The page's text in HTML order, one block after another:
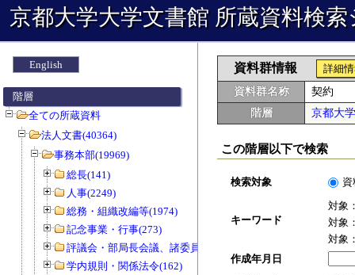
京都大学大学文書館 所蔵資料検
English
階層
全ての所蔵資料
法人文書(40364)
事務本部(19969)
総長(141)
人事(2249)
総務・組織改編等(1974)
記念事業・行事(273)
評議会・部局長会議、諸委員会等(1466)
学内規則・関係法令(162)
資料群情報
詳細
資料群名称
契約
階層
京都大
この階層以下で検索
検索対象 資
キーワード
対象
対象
対象
作成年月日